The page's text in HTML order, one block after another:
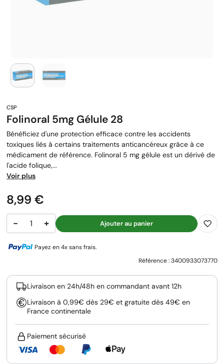
Folinoral 5mg Gélule 28
Bénéficiez d'une protection efficace contre les accidents
toxiques liés à certains traitements anticancéreux grâce à ce
médicament de référence. Folinoral 5 mg gélule est un dérivé de
l'acide folique,...
Voir plus
Prix
8,99 €
− + Ajouter au panier
Payez en 4x sans frais.
Référence :3400933073770
Livraison en 24h/48h en commandant avant 12h
Livraison à 0,99€ dès 29€ et gratuite dès 49€ en
France continentale
Paiement sécurisé